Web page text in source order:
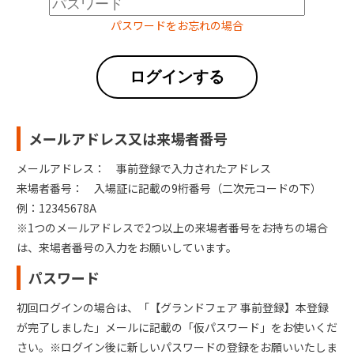
パスワードをお忘れの場合
ログインする
メールアドレス又は来場者番号
メールアドレス： 事前登録で入力されたアドレス
来場者番号： 入場証に記載の9桁番号（二次元コードの下）
例：12345678A
※1つのメールアドレスで2つ以上の来場者番号をお持ちの場合
は、来場者番号の入力をお願いしています。
パスワード
初回ログインの場合は、「【グランドフェア 事前登録】本登録
が完了しました」メールに記載の「仮パスワード」をお使いくだ
さい。※ログイン後に新しいパスワードの登録をお願いいたしま